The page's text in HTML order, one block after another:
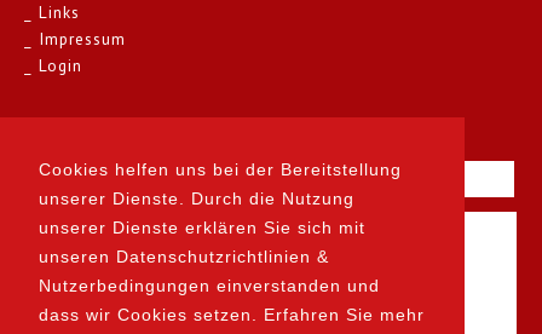
Cookies helfen uns bei der Bereitstellung
unserer Dienste. Durch die Nutzung
unserer Dienste erklären Sie sich mit
unseren Datenschutzrichtlinien &
Nutzerbedingungen einverstanden und
dass wir Cookies setzen. Erfahren Sie mehr
Links
Impressum
Login